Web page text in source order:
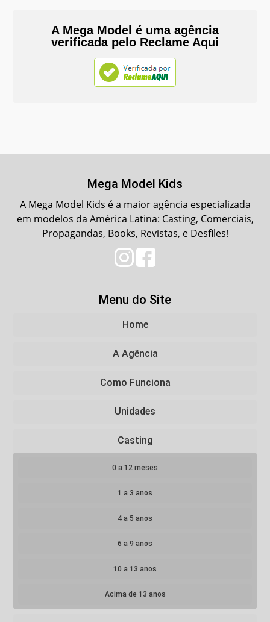
A Mega Model é uma agência
verificadapelo Reclame Aqui
Mega Model Kids
A Mega Model Kids é a maior agência especializada
em modelos da América Latina: Casting, Comerciais,
Propagandas, Books, Revistas, e Desfiles!
Menu do Site
Home
A Agência
Como Funciona
Unidades
Casting
0 a 12 meses
1 a 3 anos
4 a 5 anos
6 a 9 anos
10 a 13 anos
Acima de 13 anos